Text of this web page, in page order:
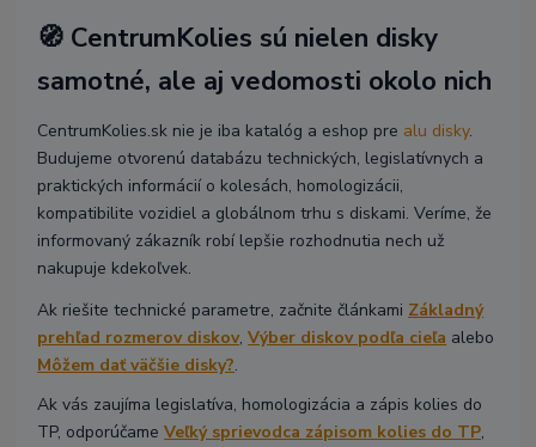
🧭 CentrumKolies sú nielen disky
samotné, ale aj vedomosti okolo nich
CentrumKolies.sk nie je iba katalóg a eshop pre alu disky.
Budujeme otvorenú databázu technických, legislatívnych a
praktických informácií o kolesách, homologizácii,
kompatibilite vozidiel a globálnom trhu s diskami. Veríme, že
informovaný zákazník robí lepšie rozhodnutia nech už
nakupuje kdekoľvek.
Ak riešite technické parametre, začnite článkami Základný
prehľad rozmerov diskov,Výber diskov podľa cieľa alebo
Môžem dať väčšie disky?.
Ak vás zaujíma legislatíva, homologizácia a zápis kolies do
TP, odporúčameVeľký sprievodca zápisom kolies do TP,